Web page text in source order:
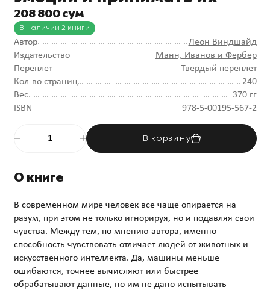
208 800 сум
В наличии 2 книги
Автор
Леон Виндшайд
Издательство
Манн, Иванов и Фербер
Переплет
Твердый переплет
Кол-во страниц
240
Вес
370 гг
ISBN
978-5-00195-567-2
В корзину
О книге
В современном мире человек все чаще опирается на
разум, при этом не только игнорируя, но и подавляя свои
чувства. Между тем, по мнению автора, именно
способность чувствовать отличает людей от животных и
искусственного интеллекта. Да, машины меньше
ошибаются, точнее вычисляют или быстрее
обрабатывают данные, но им не дано испытывать